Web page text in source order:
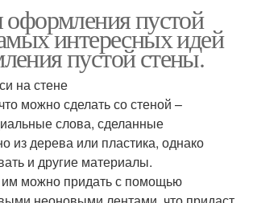
оформления пустой
интересных идей
пустой стены.
на стене
можно сделать со стеной –
слова, сделанные
из дерева или пластика, однако
и другие материалы.
им можно придать с помощью